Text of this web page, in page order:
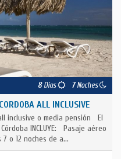
8Días 7Noches
ALL INCLUSIVE
inclusive o media pensión El
INCLUYE: Pasaje aéreo
o 12 noches de a...